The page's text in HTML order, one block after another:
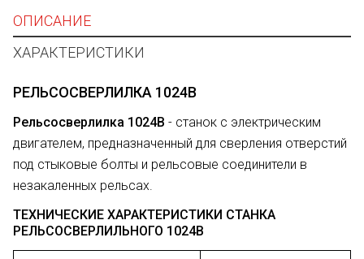
ОПИСАНИЕ
ХАРАКТЕРИСТИКИ
РЕЛЬСОСВЕРЛИЛКА 1024В
Рельсосверлилка 1024В - станок с электрическим
двигателем, предназначенный для сверления отверстий
под стыковые болты и рельсовые соединители в
незакаленных рельсах.
ТЕХНИЧЕСКИЕ ХАРАКТЕРИСТИКИ СТАНКА
РЕЛЬСОСВЕРЛИЛЬНОГО 1024В